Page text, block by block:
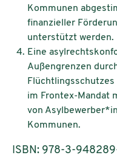
Kommunen
finanzieller
unterstützt werden.
Eine
Außengrenzen
Flüchtlingsschutzes
im Frontex-Mandat
von
Kommunen.
ISBN: 978-3-